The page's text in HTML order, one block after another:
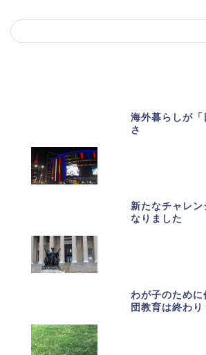
海外暮らしが「
さ
新たなチャレ
なりました
わが子のため
団教育は終わ